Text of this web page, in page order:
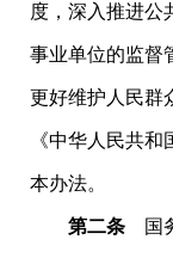
度，深入推进公
事业单位的监督
更好维护人民群
《中华人民共
本办法。
第二条 国